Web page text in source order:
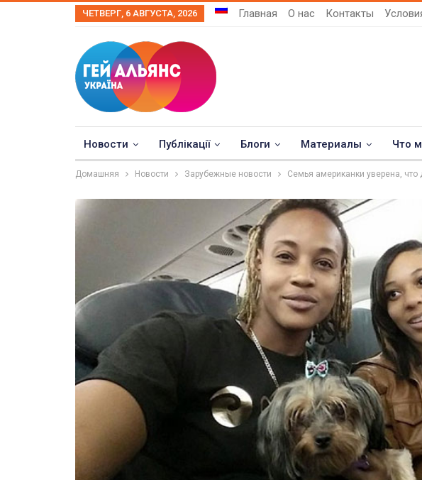
ЧЕТВЕРГ, 6 АВГУСТА, 2026 Главная О нас Контакты
Новости Публікації Блоги Материалы Что
Домашняя Новости Зарубежные новости Семья американки уверена, что
Военнослужащие-трансгендеры
Июл 27, 2017 0